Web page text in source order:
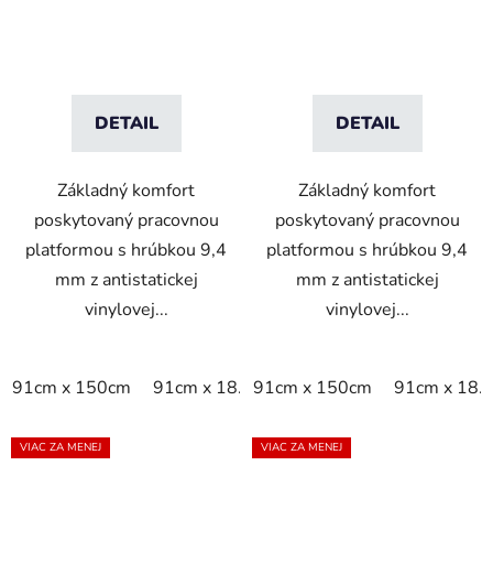
DETAIL
Základný komfort
poskytovaný pracovnou
platformou s hrúbkou 9,4
mm z antistatickej
vinylovej...
91cm x 150cm 91cm x 18.3m 91cm x linm
DETAIL
Základný komfort
poskytovaný pracovnou
platformou s hrúbkou 9,4
mm z antistatickej
vinylovej...
91cm x 150cm 91cm x
VIAC ZA MENEJ VIAC ZA MENEJ